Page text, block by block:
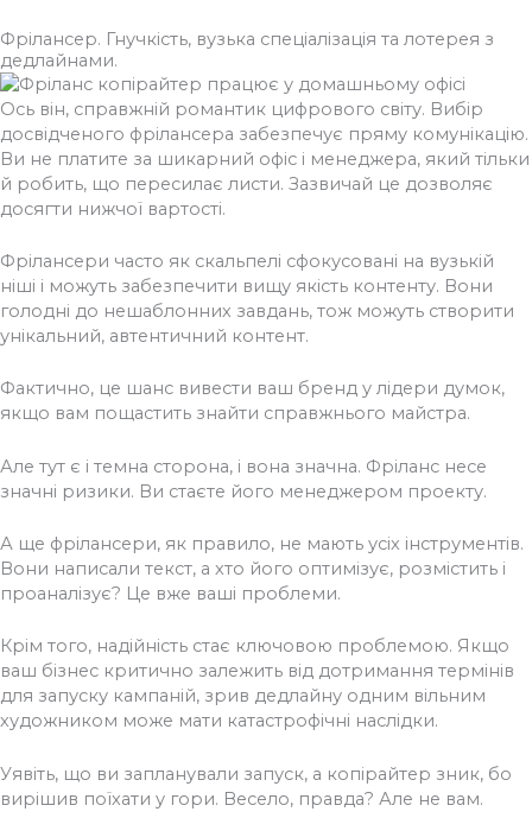
Фрілансер. Гнучкість, вузька спеціалізація та лотерея з
дедлайнами.
Ось він, справжній романтик цифрового світу. Вибір
досвідченого фрілансера забезпечує пряму комунікацію.
Ви не платите за шикарний офіс і менеджера, який тільки
й робить, що пересилає листи. Зазвичай це дозволяє
досягти нижчої вартості.
Фрілансери часто як скальпелі сфокусовані на вузькій
ніші і можуть забезпечити вищу якість контенту. Вони
голодні до нешаблонних завдань, тож можуть створити
унікальний, автентичний контент.
Фактично, це шанс вивести ваш бренд у лідери думок,
якщо вам пощастить знайти справжнього майстра.
Але тут є і темна сторона, і вона значна. Фріланс несе
значні ризики. Ви стаєте його менеджером проекту.
А ще фрілансери, як правило, не мають усіх інструментів.
Вони написали текст, а хто його оптимізує, розмістить і
проаналізує? Це вже ваші проблеми.
Крім того, надійність стає ключовою проблемою. Якщо
ваш бізнес критично залежить від дотримання термінів
для запуску кампаній, зрив дедлайну одним вільним
художником може мати катастрофічні наслідки.
Уявіть, що ви запланували запуск, а копірайтер зник, бо
вирішив поїхати у гори. Весело, правда? Але не вам.